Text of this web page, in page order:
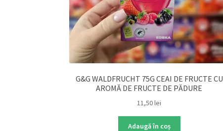
G&G WALDFRUCHT 75G CEAI DE FRUCTE CU
AROMĂ DE FRUCTE DE PĂDURE
11,50lei
Adaugă în coș